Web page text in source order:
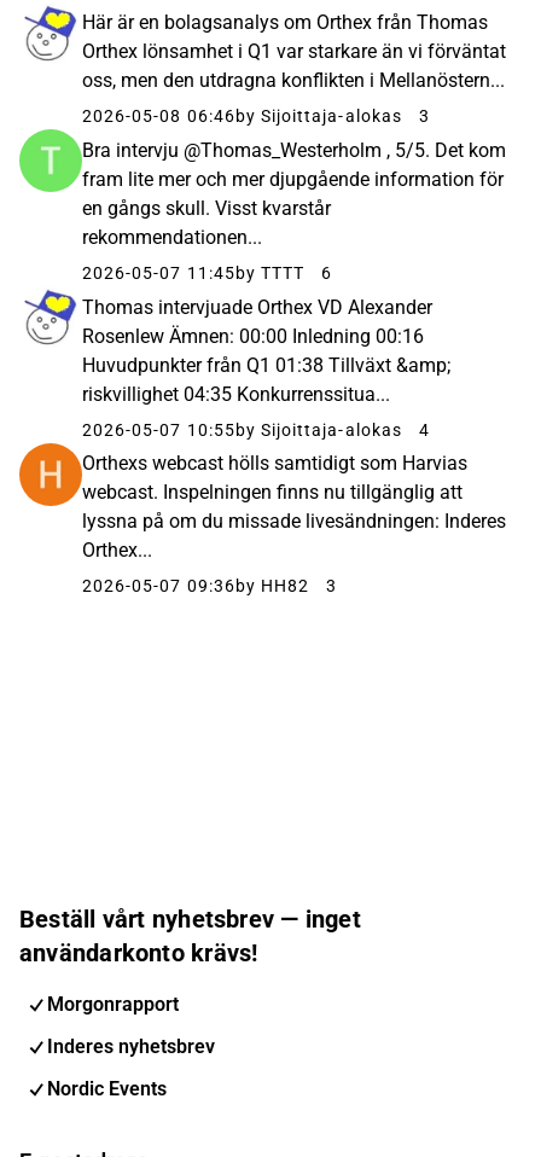
Här är en bolagsanalys om Orthex från Thomas
Orthex lönsamhet i Q1 var starkare än vi förväntat
oss, men den utdragna konflikten i Mellanöstern...
2026-05-08 06:46by Sijoittaja-alokas 3
Bra intervju @Thomas_Westerholm , 5/5. Det kom
fram lite mer och mer djupgående information för
en gångs skull. Visst kvarstår
rekommendationen...
2026-05-07 11:45by TTTT 6
Thomas intervjuade Orthex VD Alexander
Rosenlew Ämnen: 00:00 Inledning 00:16
Huvudpunkter från Q1 01:38 Tillväxt &amp;
riskvillighet 04:35 Konkurrenssitua...
2026-05-07 10:55by Sijoittaja-alokas 4
Orthexs webcast hölls samtidigt som Harvias
webcast. Inspelningen finns nu tillgänglig att
lyssna på om du missade livesändningen: Inderes
Orthex...
2026-05-07 09:36by HH82 3
Beställ vårt nyhetsbrev — inget
användarkonto krävs!
Morgonrapport
Inderes nyhetsbrev
Nordic Events